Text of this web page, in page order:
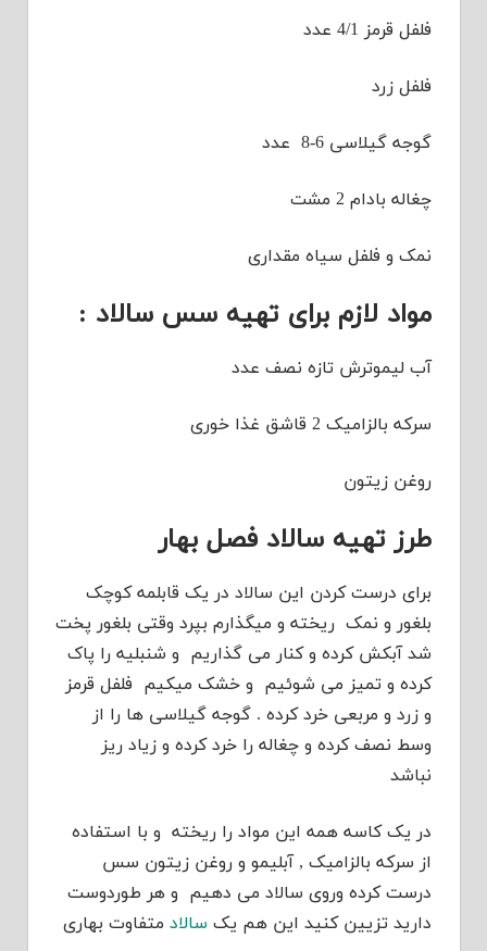
فلفل قرمز 4/1 عدد
فلفل زرد
گوجه گیلاسی 6-8 عدد
چغاله بادام 2 مشت
نمک و فلفل سیاه مقداری
مواد لازم برای تهیه سس سالاد :
آب لیموترش تازه نصف عدد
سرکه بالزامیک 2 قاشق غذا خوری
روغن زیتون
طرز تهیه سالاد فصل بهار
برای درست کردن این سالاد در یک قابلمه کوچک
بلغور و نمک ریخته و میگذارم بپرد وقتی بلغور پخت
شد آبکش کرده و کنار می گذاریم و شنبلیه را پاک
کرده و تمیز می شوئیم و خشک میکیم فلفل قرمز
و زرد و مربعی خرد کرده . گوجه گیلاسی ها را از
وسط نصف کرده و چغاله را خرد کرده و زیاد ریز
نباشد
در یک کاسه همه این مواد را ریخته و با استفاده
از سرکه بالزامیک , آبلیمو و روغن زیتون سس
درست کرده وروی سالاد می دهیم و هر طوردوست
دارید تزیین کنید این هم یک سالاد متفاوت بهاری